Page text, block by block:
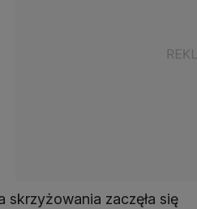
skrzyżowania zaczęła się